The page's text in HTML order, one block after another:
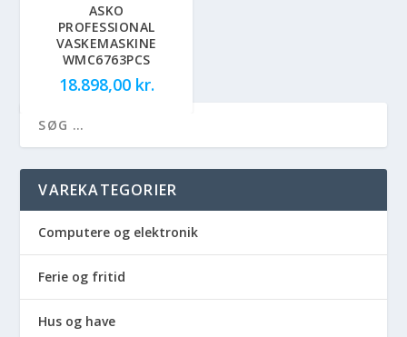
ASKO
PROFESSIONAL
VASKEMASKINE
WMC6763PCS
18.898,00 kr.
VAREKATEGORIER
Computere og elektronik
Ferie og fritid
Hus og have